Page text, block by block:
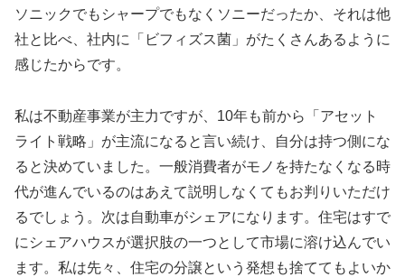
ソニックでもシャープでもなくソニーだったか、それは他
社と比べ、社内に「ビフィズス菌」がたくさんあるように
感じたからです。
私は不動産事業が主力ですが、10年も前から「アセット
ライト戦略」が主流になると言い続け、自分は持つ側にな
ると決めていました。一般消費者がモノを持たなくなる時
代が進んでいるのはあえて説明しなくてもお判りいただけ
るでしょう。次は自動車がシェアになります。住宅はすで
にシェアハウスが選択肢の一つとして市場に溶け込んでい
ます。私は先々、住宅の分譲という発想も捨ててもよいか